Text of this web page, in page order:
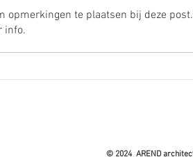
Waarop let je bij
opmerkingen te plaatsen bij deze
info.
© 2024 AREND